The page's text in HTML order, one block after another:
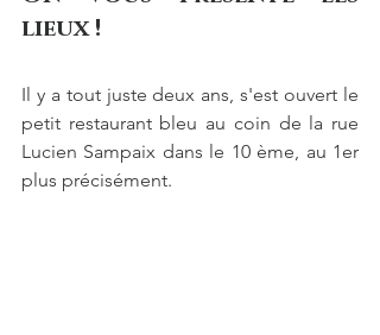
lieux !
Il y a tout juste deux ans, s'est ouvert le
petit restaurant bleu au coin de la rue
Lucien Sampaix dans le 10 ème, au 1er
plus précisément.